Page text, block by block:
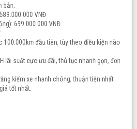
bản.
VNĐ
699.000.000 VNĐ
100.000km đầu tiên, tùy theo điều kiện nào
lãi suất cực ưu đãi, thủ tục nhanh gọn, đơn
kiểm xe nhanh chóng, thuận tiện nhất
tốt nhất.